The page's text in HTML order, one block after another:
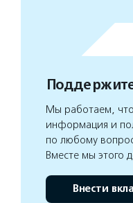
Мы работаем,
информация и
по любому
Вместе мы этого
Внести